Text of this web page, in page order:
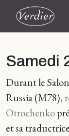
Samedi
Durant le
Russia (M78),
Otrochenko
et sa